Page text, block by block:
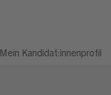
Mein Kandidat:innenprofil